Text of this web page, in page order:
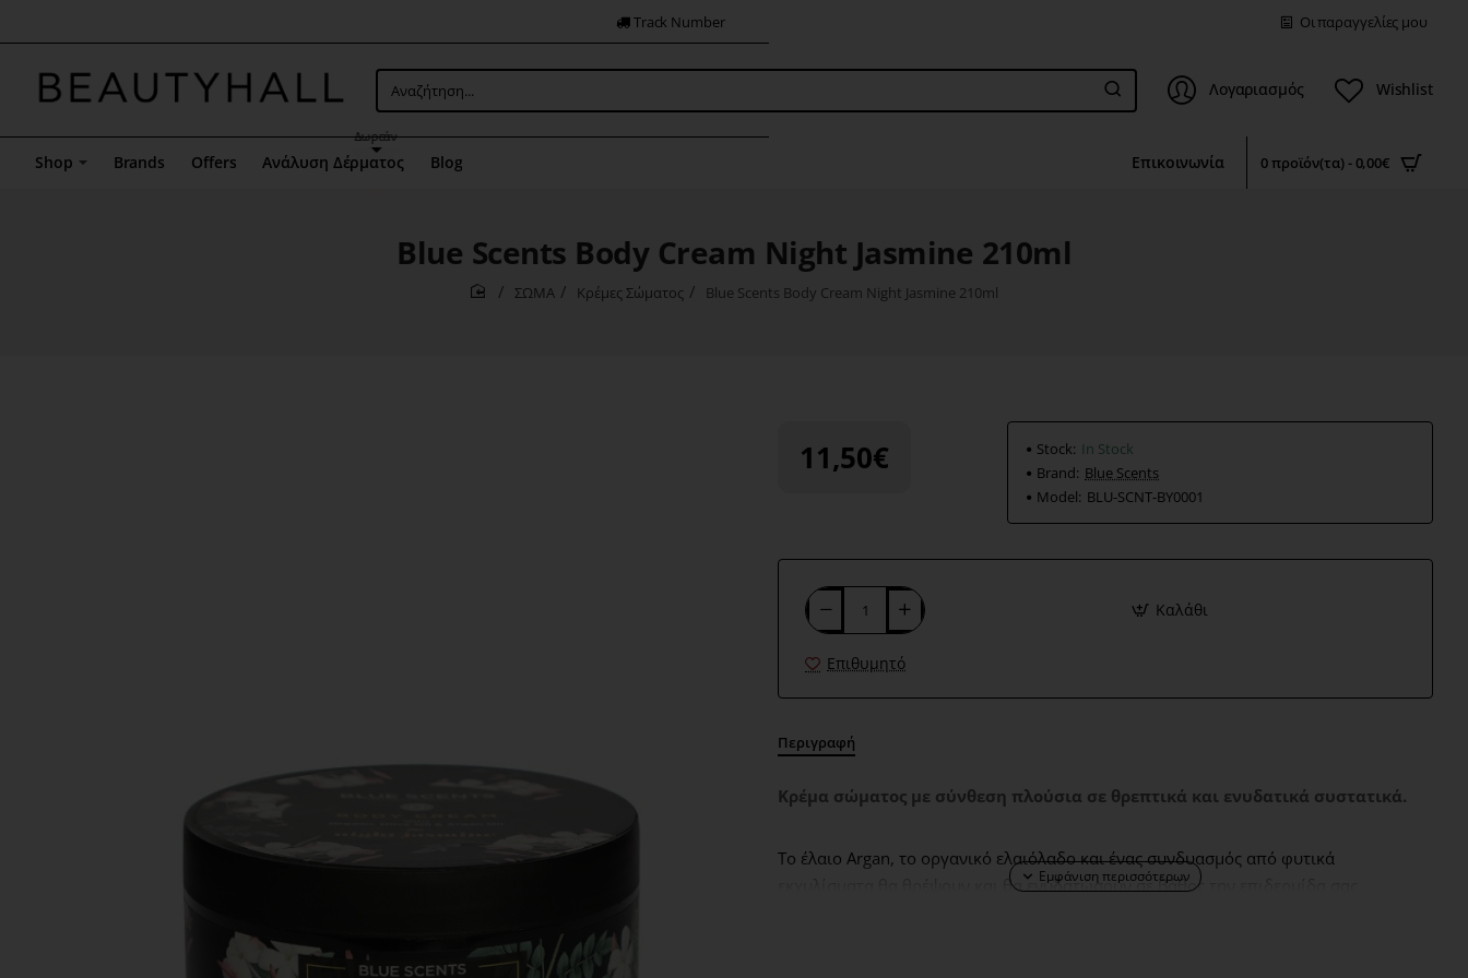
5
Track Number Οι παραγγελίες μου
Αναζήτηση... Λογαριασμός Wishlist
Shop Brands Offers Ανάλυση Δέρματος
Δωρεάν
Blog Επικοινωνία 0 προϊόν(τα) - 0,00€
Blue Scents Body Cream Night Jasmine 210ml
ΣΩΜΑ Κρέμες Σώματος Blue Scents Body Cream Night Jasmine 210ml
11,50€ Stock: In Stock
Brand: Blue Scents
Model: BLU-SCNT-BY0001
Καλάθι
Επιθυμητό
Περιγραφή
Κρέμα σώματος με σύνθεση πλούσια σε θρεπτικά και ενυδατικά συστατικά.
Το έλαιο Argan, το οργανικό ελαιόλαδο και ένας συνδυασμός από φυτικά
εκχυλίσματα θα θρέψουν και θα ενυδατώσουν σε βάθος την επιδερμίδα σας